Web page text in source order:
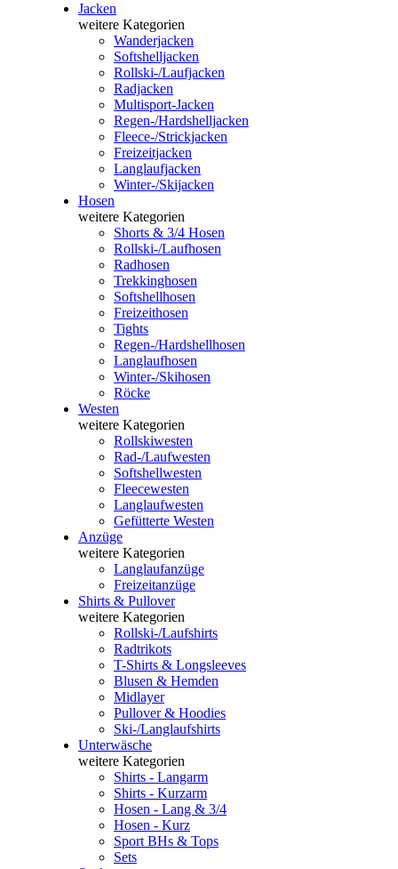
Jacken
weitere Kategorien
Wanderjacken
Softshelljacken
Rollski-/Laufjacken
Radjacken
Multisport-Jacken
Regen-/Hardshelljacken
Fleece-/Strickjacken
Freizeitjacken
Langlaufjacken
Winter-/Skijacken
Hosen
weitere Kategorien
Shorts & 3/4 Hosen
Rollski-/Laufhosen
Radhosen
Trekkinghosen
Softshellhosen
Freizeithosen
Tights
Regen-/Hardshellhosen
Langlaufhosen
Winter-/Skihosen
Röcke
Westen
weitere Kategorien
Rollskiwesten
Rad-/Laufwesten
Softshellwesten
Fleecewesten
Langlaufwesten
Gefütterte Westen
Anzüge
weitere Kategorien
Langlaufanzüge
Freizeitanzüge
Shirts & Pullover
weitere Kategorien
Rollski-/Laufshirts
Radtrikots
T-Shirts & Longsleeves
Blusen & Hemden
Midlayer
Pullover & Hoodies
Ski-/Langlaufshirts
Unterwäsche
weitere Kategorien
Shirts - Langarm
Shirts - Kurzarm
Hosen - Lang & 3/4
Hosen - Kurz
Sport BHs & Tops
Sets